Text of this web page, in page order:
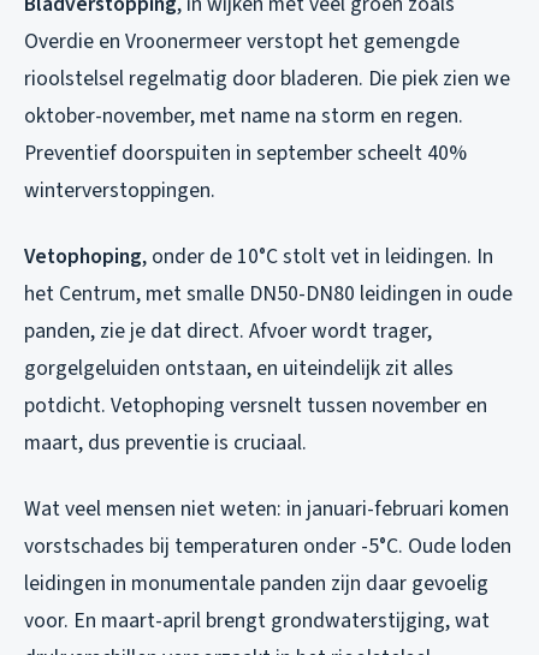
Overdie en Vroonermeer verstopt het gemengde
rioolstelsel regelmatig door bladeren. Die piek zien we
oktober-november, met name na storm en regen.
Preventief doorspuiten in september scheelt 40%
winterverstoppingen.
Vetophoping, onder de 10°C stolt vet in leidingen. In
het Centrum, met smalle DN50-DN80 leidingen in oude
panden, zie je dat direct. Afvoer wordt trager,
gorgelgeluiden ontstaan, en uiteindelijk zit alles
potdicht. Vetophoping versnelt tussen november en
maart, dus preventie is cruciaal.
Wat veel mensen niet weten: in januari-februari komen
vorstschades bij temperaturen onder -5°C. Oude loden
leidingen in monumentale panden zijn daar gevoelig
voor. En maart-april brengt grondwaterstijging, wat